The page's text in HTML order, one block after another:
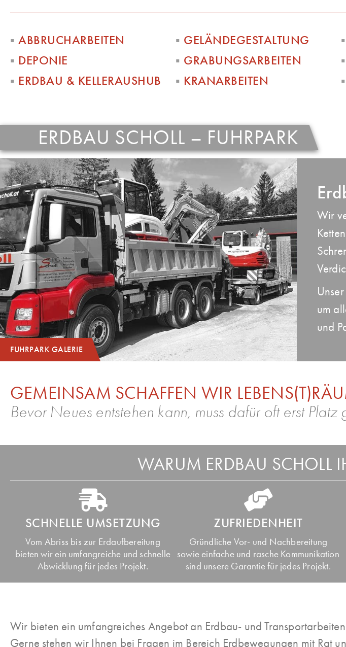
▪︎ ABBRUCHARBEITEN
▪︎ DEPONIE
▪︎ ERDBAU & KELLERAUSHUB
▪︎ GELÄNDEGESTALTUNG
▪︎ GRABUNGSARBEITEN
▪︎ KRANARBEITEN
▪︎
▪︎
▪︎
ERDBAU SCHOLL – FUHRPARK
FUHRPARK GALERIE
Wir
um
und
GEMEINSAM SCHAFFEN WIR
Bevor Neues entstehen kann, muss dafür oft erst
WARUM ERDBAU SCHOLL
SCHNELLE UMSETZUNG
Vom Abriss bis zur Erdaufbereitung
bieten wir ein umfangreiche und schnelle
Abwicklung für jedes Projekt.
ZUFRIEDENHEIT
Gründliche Vor- und Nachbereitung
sowie einfache und rasche Kommunikation
sind unsere Garantie für jedes Projekt.
Wir bieten ein umfangreiches Angebot an Erdbau- und
Gerne stehen wir Ihnen bei Fragen im Bereich Erdbewegungen mit Rat